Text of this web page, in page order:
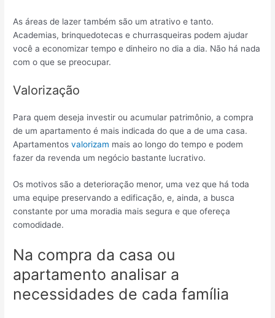
As áreas de lazer também são um atrativo e tanto.
Academias, brinquedotecas e churrasqueiras podem ajudar
você a economizar tempo e dinheiro no dia a dia. Não há nada
com o que se preocupar.
Valorização
Para quem deseja investir ou acumular patrimônio, a compra
de um apartamento é mais indicada do que a de uma casa.
Apartamentosvalorizam mais ao longo do tempo e podem
fazer da revenda um negócio bastante lucrativo.
Os motivos são a deterioração menor, uma vez que há toda
uma equipe preservando a edificação, e, ainda, a busca
constante por uma moradia mais segura e que ofereça
comodidade.
Na compra da casa ou
apartamento analisar a
necessidades de cada família